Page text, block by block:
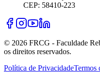
CEP: 58410-223
© 2026 FRCG - Faculdade
os direitos reservados.
Política de PrivacidadeTermos